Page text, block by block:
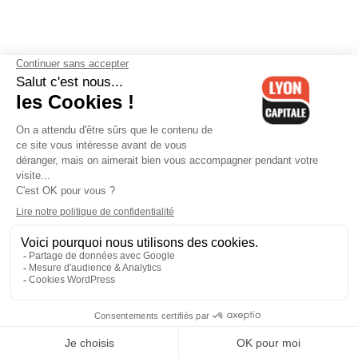
Contactez-nous-Mentions légales-CGV-Politique de
confidentialité-Gestion des cookies
Cedex 06